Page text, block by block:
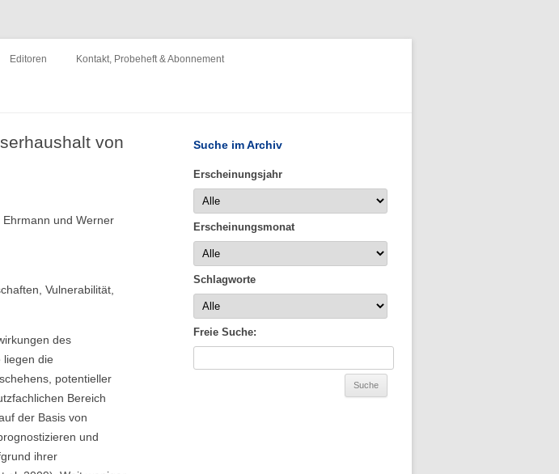
Inhalt
Editoren Kontakt, Probeheft & Abonnement
von
und Werner
Vulnerabilität,
des
liegen die
potentieller
Bereich
der Basis von
und
ihrer
Suche im Archiv
Erscheinungsjahr
Erscheinungsmonat
Schlagworte
Freie Suche: